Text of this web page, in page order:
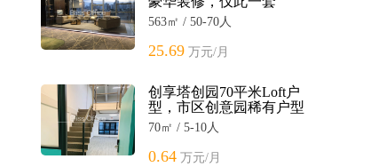
563㎡ / 50-70人
25.69 万元/月
创享塔创园70平米Loft户
型，市区创意园稀有户型
70㎡ / 5-10人
0.64 万元/月